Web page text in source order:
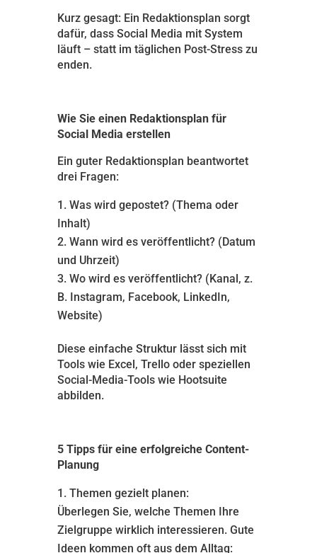
Kurz gesagt: Ein Redaktionsplan sorgt
dafür, dass Social Media mit System
läuft – statt im täglichen Post-Stress zu
enden.
Wie Sie einen Redaktionsplan für
Social Media erstellen
Ein guter Redaktionsplan beantwortet
drei Fragen:
Was wird gepostet? (Thema oder
Inhalt)
Wann wird es veröffentlicht? (Datum
und Uhrzeit)
Wo wird es veröffentlicht? (Kanal, z.
B. Instagram, Facebook, LinkedIn,
Website)
Diese einfache Struktur lässt sich mit
Tools wie Excel, Trello oder speziellen
Social-Media-Tools wie Hootsuite
abbilden.
5 Tipps für eine erfolgreiche Content-
Planung
Themen gezielt planen:
Überlegen Sie, welche Themen Ihre
Zielgruppe wirklich interessieren. Gute
Ideen kommen oft aus dem Alltag: